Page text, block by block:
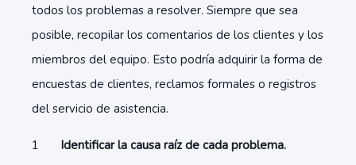
todos los problemas a resolver. Siempre que sea
posible, recopilar los comentarios de los clientes y los
miembros del equipo. Esto podría adquirir la forma de
encuestas de clientes, reclamos formales o registros
del servicio de asistencia.
Identificar la causa raíz de cada problema.